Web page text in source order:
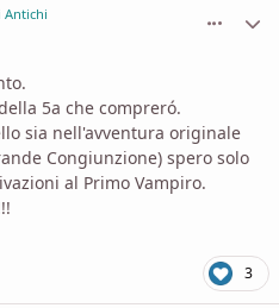
Antichi
5a che compreró.
sia nell'avventura originale
Congiunzione) spero solo
al Primo Vampiro.
3